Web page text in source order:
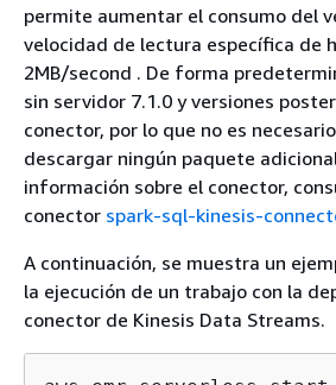
permite aumentar el consumo del
velocidad de lectura específica de
2MB/second . De forma
sin servidor 7.1.0 y versiones
conector, por lo que no es
descargar ningún paquete
información sobre el conector,
conector spark-sql-kinesis-
A continuación, se muestra un
la ejecución de un trabajo con la
conector de Kinesis Data Streams.